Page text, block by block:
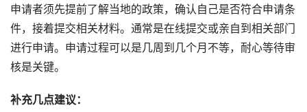
申请者须先提前了解当地的政策，确认自己是否符合申请条
件，接着提交相关材料。通常是在线提交或亲自到相关部门
进行申请。申请过程可以是几周到几个月不等，耐心等待审
核是关键。
补充几点建议：